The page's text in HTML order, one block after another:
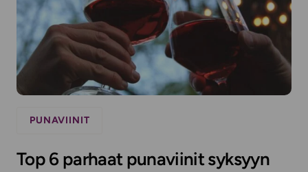
PUNAVIINIT
Top 6 parhaat punaviinit syksyyn